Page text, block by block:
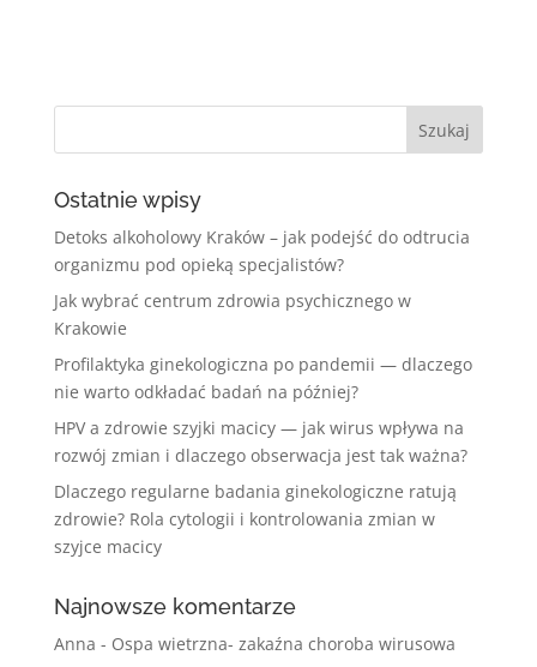
Ostatnie wpisy
Detoks alkoholowy Kraków – jak podejść do odtrucia
organizmu pod opieką specjalistów?
Jak wybrać centrum zdrowia psychicznego w
Krakowie
Profilaktyka ginekologiczna po pandemii — dlaczego
nie warto odkładać badań na później?
HPV a zdrowie szyjki macicy — jak wirus wpływa na
rozwój zmian i dlaczego obserwacja jest tak ważna?
Dlaczego regularne badania ginekologiczne ratują
zdrowie? Rola cytologii i kontrolowania zmian w
szyjce macicy
Najnowsze komentarze
Anna - Ospa wietrzna- zakaźna choroba wirusowa